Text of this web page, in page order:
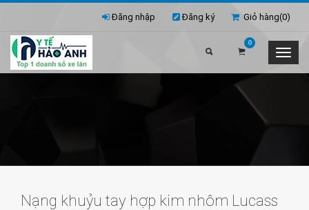
Giỏ hàng(0)
Đăng nhập Đăng ký
0
Nạng khuỷu tay hợp kim nhôm Lucass